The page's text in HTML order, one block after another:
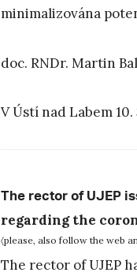
minimalizována
doc. RNDr. Martin
V Ústí nad Labem 10.
The rector of UJEP
regarding the
〈please, also follow the web
The rector of UJEP